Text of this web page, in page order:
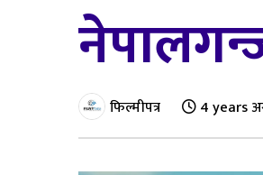
फिल्मीपत्र 4 years